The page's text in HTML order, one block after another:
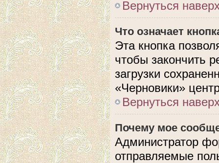
Вернуться
Что означает
Эта кнопка
чтобы закончить
загрузки
«Черновики»
Вернуться
Почему мое
Администратор
отправляемые